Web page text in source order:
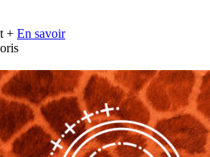
+ En savoir